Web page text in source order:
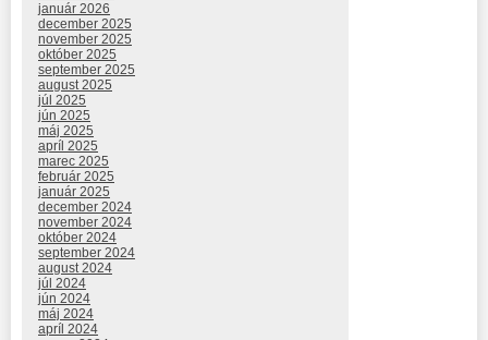
január 2026
december 2025
november 2025
október 2025
september 2025
august 2025
júl 2025
jún 2025
máj 2025
apríl 2025
marec 2025
február 2025
január 2025
december 2024
november 2024
október 2024
september 2024
august 2024
júl 2024
jún 2024
máj 2024
apríl 2024